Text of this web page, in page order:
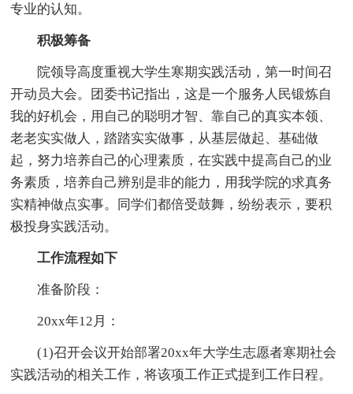
专业的认知。
积极筹备
院领导高度重视大学生寒期实践活动，第一时间召
开动员大会。团委书记指出，这是一个服务人民锻炼自
我的好机会，用自己的聪明才智、靠自己的真实本领、
老老实实做人，踏踏实实做事，从基层做起、基础做
起，努力培养自己的心理素质，在实践中提高自己的业
务素质，培养自己辨别是非的能力，用我学院的求真务
实精神做点实事。同学们都倍受鼓舞，纷纷表示，要积
极投身实践活动。
工作流程如下
准备阶段：
20xx年12月：
(1)召开会议开始部署20xx年大学生志愿者寒期社会
实践活动的相关工作，将该项工作正式提到工作日程。